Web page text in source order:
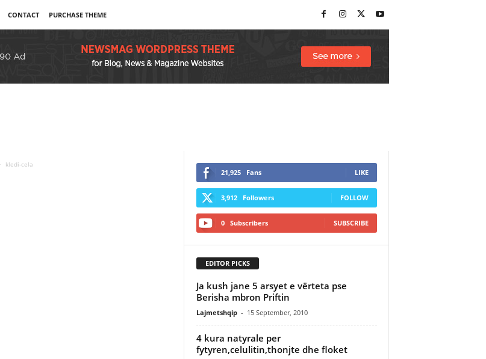
CONTACT PURCHASE THEME
kledi-cela
21,925 Fans LIKE
3,912 Followers FOLLOW
0 Subscribers SUBSCRIBE
EDITOR PICKS
Ja kush jane 5 arsyet e vërteta pse
Berisha mbron Priftin
Lajmetshqip - 15 September, 2010
4 kura natyrale per
fytyren,celulitin,thonjte dhe floket